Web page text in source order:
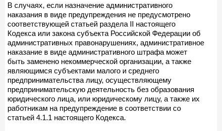
В случаях, если назначение административного
наказания в виде предупреждения не предусмотрено
соответствующей статьей раздела II настоящего
Кодекса или закона субъекта Российской Федерации об
административных правонарушениях, административное
наказание в виде административного штрафа может
быть заменено некоммерческой организации, а также
являющимся субъектами малого и среднего
предпринимательства лицу, осуществляющему
предпринимательскую деятельность без образования
юридического лица, или юридическому лицу, а также их
работникам на предупреждение в соответствии со
статьей 4.1.1 настоящего Кодекса.